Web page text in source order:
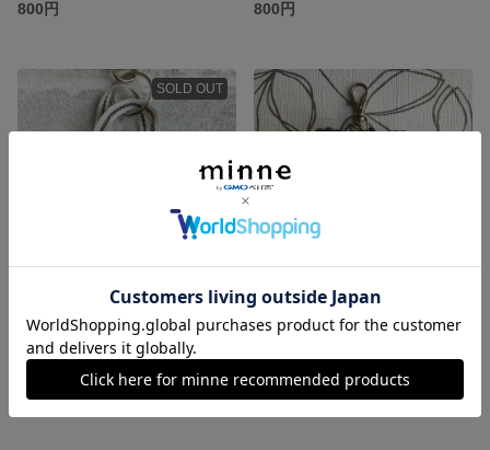
800円 800円
SOLD OUT
リール付きキーホルダー（ねこ 黒×カーキ）
800円
1,000円